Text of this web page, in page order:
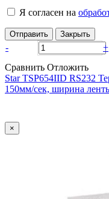
Я согласен на
Отправить Закрыть
- +
Сравнить Отложить
Star ТSP654IID RS232
150мм/сек, ширина
×